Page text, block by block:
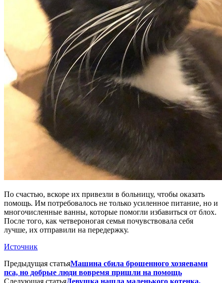
По счастью, вскоре их привезли в больницу, чтобы оказать
помощь. Им потребовалось не только усиленное питание, но и
многочисленные ванны, которые помогли избавиться от блох.
После того, как четвероногая семья почувствовала себя
лучше, их отправили на передержку.
Источник
Предыдущая статьяМашина сбила брошенного хозяевами
пса, но добрые люди вовремя пришли на помощь
Следующая статьяДевушка нашла маленького котенка,